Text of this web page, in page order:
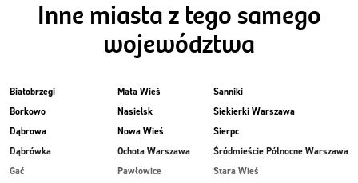
Inne miasta z tego samego
województwa
Białobrzegi
Borkowo
Dąbrowa
Dąbrówka
Gać
Mała Wieś
Nasielsk
Nowa Wieś
Ochota Warszawa
Pawłowice
Sanniki
Siekierki Warszawa
Sierpc
Śródmieście Północne Warszawa
Stara Wieś